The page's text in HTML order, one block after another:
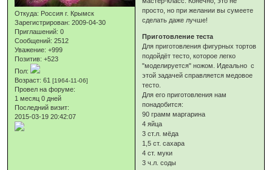
Откуда: Россия г. Крымск
Зарегистрирован: 2009-04-30
Приглашений: 0
Сообщений: 2512
Уважение: +999
Позитив: +523
Пол:
Возраст: 61[1964-11-06]
Провел на форуме:
1 месяц 0 дней
Последний визит:
2015-03-19 20:42:07
просто, но при желании вы сумеете
сделать даже лучше!
Приготовление теста
Для приготовления фигурных тортов
подойдёт тесто, которое легко
"моделируется" ножом. Идеально с
этой задачей справляется медовое
тесто.
Для его приготовления нам
понадобится:
90 грамм маргарина
4 яйца
3 ст.л. мёда
1,5 ст. сахара
4 ст. муки
3 ч.л. соды